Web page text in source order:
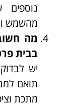
נוספים
מהשמש
מה
בבית
יש
תואם
מתכת